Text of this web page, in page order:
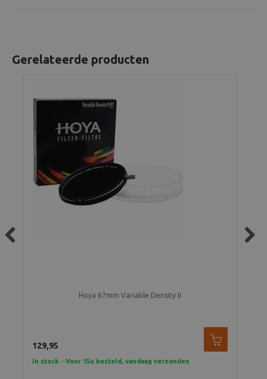
Gerelateerde producten
Hoya 67mm Variable Density II
129,95
In stock - Voor 15u besteld, vandaag verzonden